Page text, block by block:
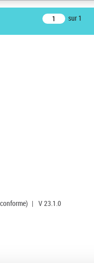
sur 1
| V 23.1.0